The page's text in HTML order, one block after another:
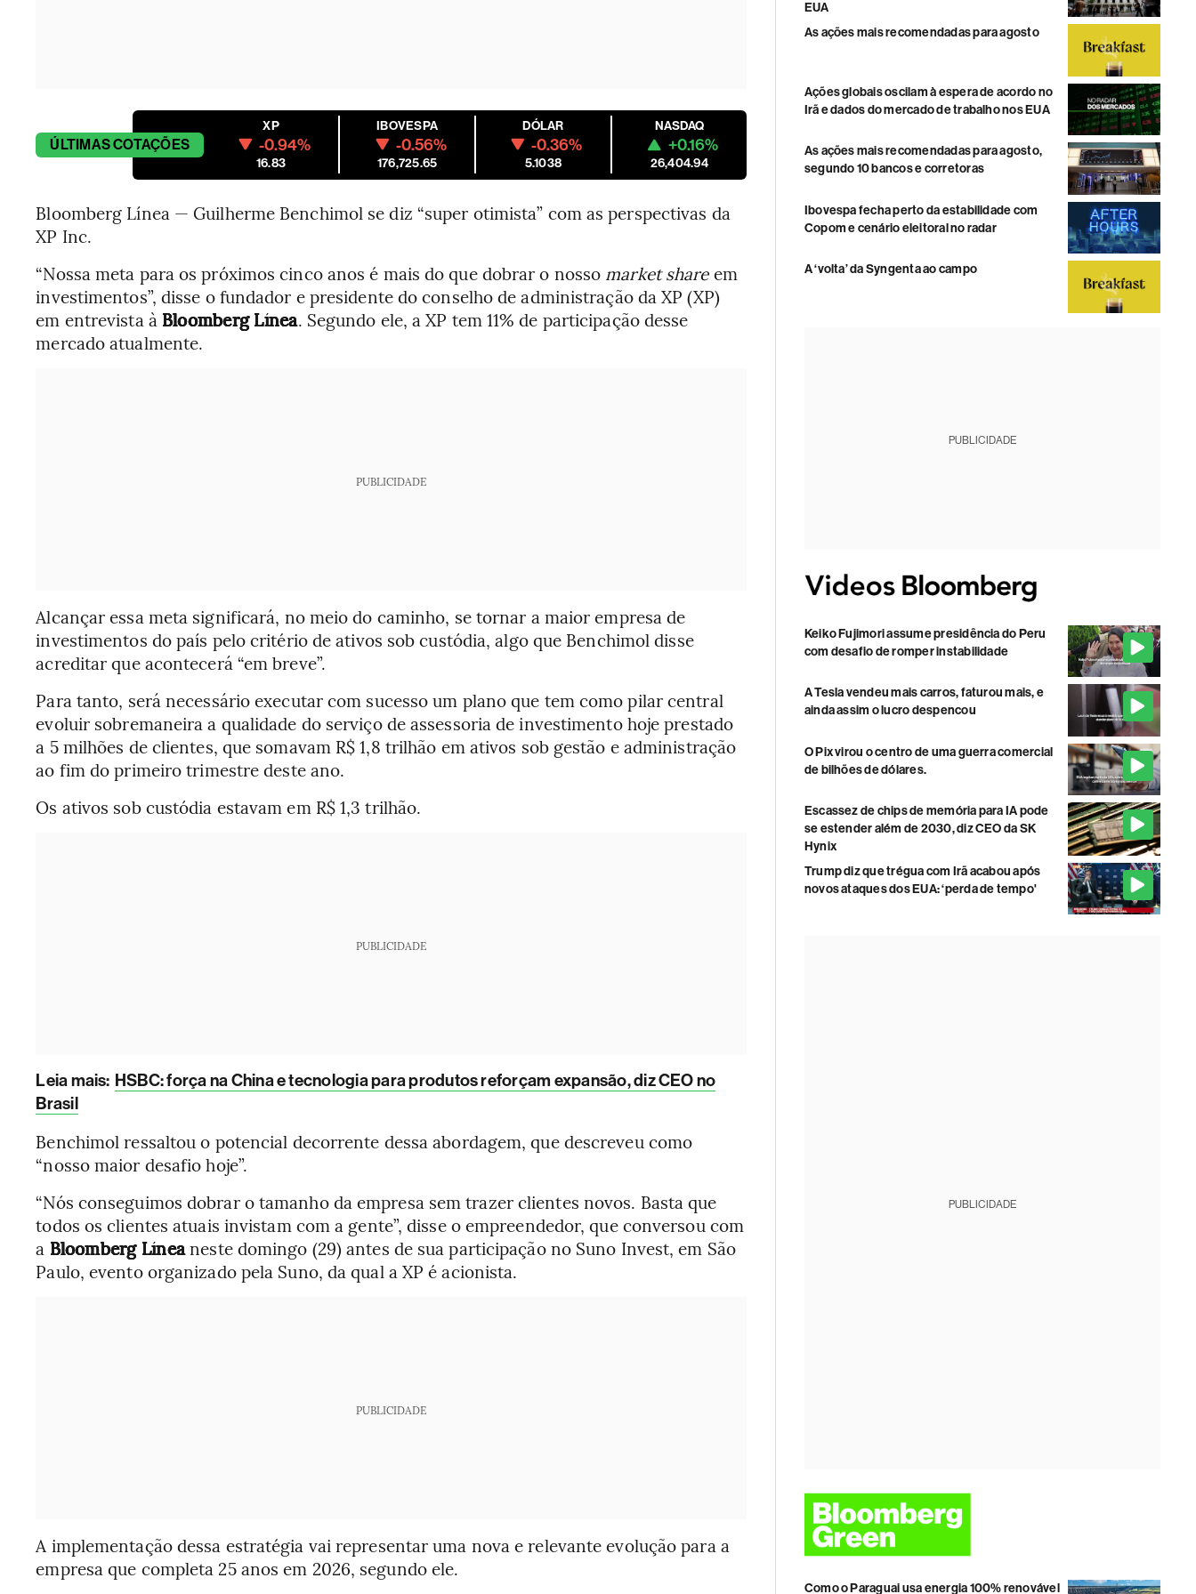
ÚLTIMASCOTAÇÕES
XP
-0.94%
16.83
IBOVESPA
-0.56%
176,725.65
DÓLAR
-0.36%
5.1038
NASDAQ
+0.16%
26,404.94
Bloomberg Línea — Guilherme Benchimol se diz “super otimista” com as perspectivas da
XP Inc.
“Nossa meta para os próximos cinco anos é mais do que dobrar o nosso market shareem
investimentos”, disse o fundador e presidente do conselho de administração da XP (XP)
em entrevista à Bloomberg Línea. Segundo ele, a XP tem 11% de participação desse
mercado atualmente.
PUBLICIDADE
Alcançar essa meta significará, no meio do caminho, se tornar a maior empresa de
investimentos do país pelo critério de ativos sob custódia, algo que Benchimol disse
acreditar que acontecerá “em breve”.
Para tanto, será necessário executar com sucesso um plano que tem como pilar central
evoluir sobremaneira a qualidade do serviço de assessoria de investimento hoje prestado
a 5 milhões de clientes, que somavam R$ 1,8 trilhão em ativos sob gestão e administração
ao fim do primeiro trimestre deste ano.
Os ativos sob custódia estavam em R$ 1,3 trilhão.
PUBLICIDADE
Leia mais: HSBC: força na China e tecnologia para produtos reforçam expansão, diz CEO no
Brasil
Benchimol ressaltou o potencial decorrente dessa abordagem, que descreveu como
“nosso maior desafio hoje”.
“Nós conseguimos dobrar o tamanho da empresa sem trazer clientes novos. Basta que
todos os clientes atuais invistam com a gente”, disse o empreendedor, que conversou com
a Bloomberg Líneaneste domingo (29) antes de sua participação no Suno Invest, em São
Paulo, evento organizado pela Suno, da qual a XP é acionista.
PUBLICIDADE
A implementação dessa estratégia vai representar uma nova e relevante evolução para a
empresa que completa 25 anos em 2026, segundo ele.
EUA
As ações mais recomendadas para agosto
Ações globais oscilam à espera de acordo no
Irã e dados do mercado de trabalho nos EUA
As ações mais recomendadas para agosto,
segundo 10 bancos e corretoras
Ibovespa fecha perto da estabilidade com
Copom e cenário eleitoral no radar
A ‘volta’ da Syngenta ao campo
PUBLICIDADE
Keiko Fujimori assume presidência do Peru
com desafio de romper instabilidade
A Tesla vendeu mais carros, faturou mais, e
ainda assim o lucro despencou
O Pix virou o centro de uma guerra comercial
de bilhões de dólares.
Escassez de chips de memória para IA pode
se estender além de 2030, diz CEO da SK
Hynix
Trump diz que trégua com Irã acabou após
novos ataques dos EUA: ‘perda de tempo'
PUBLICIDADE
Como o Paraguai usa energia 100% renovável